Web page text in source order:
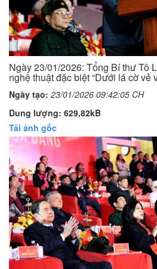
Ngày 23/01/2026: Tổng Bí thư Tô
nghệ thuật đặc biệt “Dưới lá cờ vẻ
Ngày tạo: 23/01/2026 09:42:05 CH
Dung lượng: 629,82kB
Tải ảnh gốc